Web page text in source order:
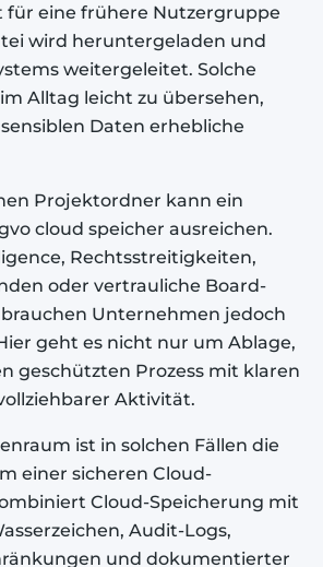
für eine frühere Nutzergruppe
wird heruntergeladen und
weitergeleitet. Solche
Alltag leicht zu übersehen,
Daten erhebliche
Projektordner kann ein
cloud speicher ausreichen.
Rechtsstreitigkeiten,
oder vertrauliche Board-
Unternehmen jedoch
geht es nicht nur um Ablage,
geschützten Prozess mit klaren
Aktivität.
ist in solchen Fällen die
einer sicheren Cloud-
Cloud-Speicherung mit
Audit-Logs,
und dokumentierter